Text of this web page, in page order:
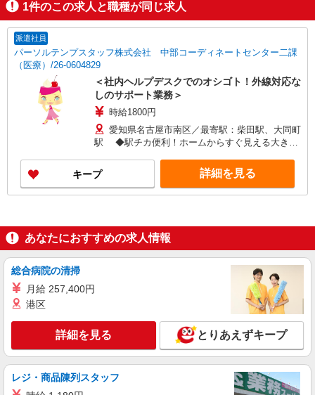
1件のこの求人と職種が同じ求人
派遣社員
パーソルテンプスタッフ株式会社 中部コーディネートセンター二課
（医療）/26-0604829
＜社内ヘルプデスクでのオシゴト！外線対応な
しのサポート業務＞
時給1800円
愛知県名古屋市南区／最寄駅：柴田駅、大同町
駅 ◆駅チカ便利！ホームからすぐ見える大きな
キープ 詳細を見る
あなたにおすすめの求人情報
総合病院の清掃
月給 257,400円
港区
詳細を見る とりあえずキープ
レジ・商品陳列スタッフ